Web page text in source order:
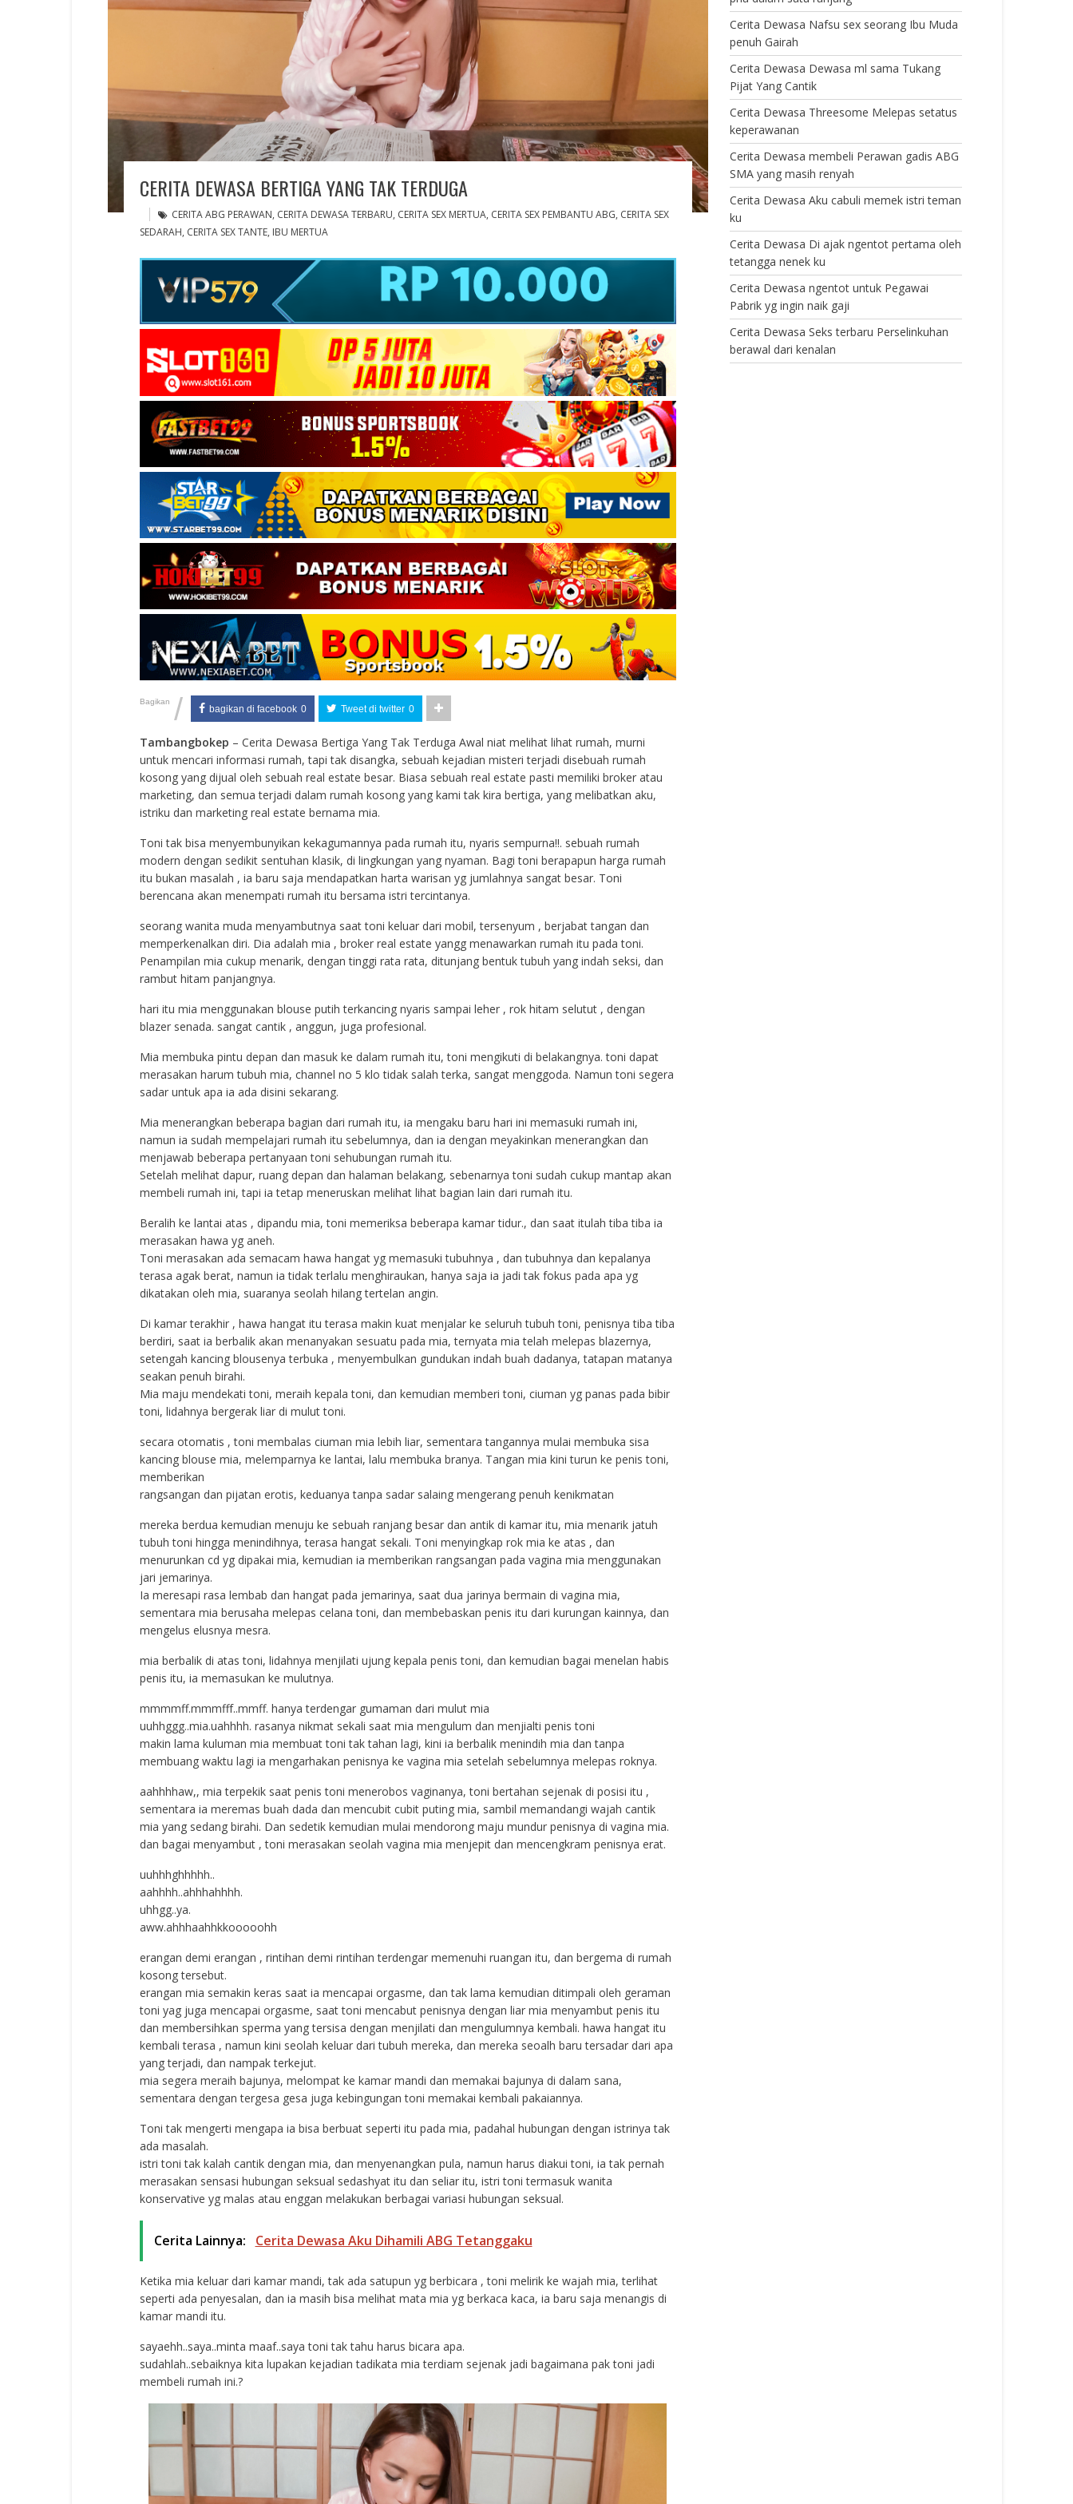
CERITA DEWASA BERTIGA YANG TAK TERDUGA
CERITA ABG PERAWAN, CERITA DEWASA TERBARU, CERITA SEX MERTUA, CERITA SEX PEMBANTU ABG, CERITA SEX
SEDARAH, CERITA SEX TANTE, IBU MERTUA
Bagikan / bagikan di facebook 0 Tweet di twitter 0
Tambangbokep – Cerita Dewasa Bertiga Yang Tak Terduga Awal niat melihat lihat rumah, murni
untuk mencari informasi rumah, tapi tak disangka, sebuah kejadian misteri terjadi disebuah rumah
kosong yang dijual oleh sebuah real estate besar. Biasa sebuah real estate pasti memiliki broker atau
marketing, dan semua terjadi dalam rumah kosong yang kami tak kira bertiga, yang melibatkan aku,
istriku dan marketing real estate bernama mia.
Toni tak bisa menyembunyikan kekagumannya pada rumah itu, nyaris sempurna!!. sebuah rumah
modern dengan sedikit sentuhan klasik, di lingkungan yang nyaman. Bagi toni berapapun harga rumah
itu bukan masalah , ia baru saja mendapatkan harta warisan yg jumlahnya sangat besar. Toni
berencana akan menempati rumah itu bersama istri tercintanya.
seorang wanita muda menyambutnya saat toni keluar dari mobil, tersenyum , berjabat tangan dan
memperkenalkan diri. Dia adalah mia , broker real estate yangg menawarkan rumah itu pada toni.
Penampilan mia cukup menarik, dengan tinggi rata rata, ditunjang bentuk tubuh yang indah seksi, dan
rambut hitam panjangnya.
hari itu mia menggunakan blouse putih terkancing nyaris sampai leher , rok hitam selutut , dengan
blazer senada. sangat cantik , anggun, juga profesional.
Mia membuka pintu depan dan masuk ke dalam rumah itu, toni mengikuti di belakangnya. toni dapat
merasakan harum tubuh mia, channel no 5 klo tidak salah terka, sangat menggoda. Namun toni segera
sadar untuk apa ia ada disini sekarang.
Mia menerangkan beberapa bagian dari rumah itu, ia mengaku baru hari ini memasuki rumah ini,
namun ia sudah mempelajari rumah itu sebelumnya, dan ia dengan meyakinkan menerangkan dan
menjawab beberapa pertanyaan toni sehubungan rumah itu.
Setelah melihat dapur, ruang depan dan halaman belakang, sebenarnya toni sudah cukup mantap akan
membeli rumah ini, tapi ia tetap meneruskan melihat lihat bagian lain dari rumah itu.
Beralih ke lantai atas , dipandu mia, toni memeriksa beberapa kamar tidur., dan saat itulah tiba tiba ia
merasakan hawa yg aneh.
Toni merasakan ada semacam hawa hangat yg memasuki tubuhnya , dan tubuhnya dan kepalanya
terasa agak berat, namun ia tidak terlalu menghiraukan, hanya saja ia jadi tak fokus pada apa yg
dikatakan oleh mia, suaranya seolah hilang tertelan angin.
Di kamar terakhir , hawa hangat itu terasa makin kuat menjalar ke seluruh tubuh toni, penisnya tiba tiba
berdiri, saat ia berbalik akan menanyakan sesuatu pada mia, ternyata mia telah melepas blazernya,
setengah kancing blousenya terbuka , menyembulkan gundukan indah buah dadanya, tatapan matanya
seakan penuh birahi.
Mia maju mendekati toni, meraih kepala toni, dan kemudian memberi toni, ciuman yg panas pada bibir
toni, lidahnya bergerak liar di mulut toni.
secara otomatis , toni membalas ciuman mia lebih liar, sementara tangannya mulai membuka sisa
kancing blouse mia, melemparnya ke lantai, lalu membuka branya. Tangan mia kini turun ke penis toni,
memberikan
rangsangan dan pijatan erotis, keduanya tanpa sadar salaing mengerang penuh kenikmatan
mereka berdua kemudian menuju ke sebuah ranjang besar dan antik di kamar itu, mia menarik jatuh
tubuh toni hingga menindihnya, terasa hangat sekali. Toni menyingkap rok mia ke atas , dan
menurunkan cd yg dipakai mia, kemudian ia memberikan rangsangan pada vagina mia menggunakan
jari jemarinya.
Ia meresapi rasa lembab dan hangat pada jemarinya, saat dua jarinya bermain di vagina mia,
sementara mia berusaha melepas celana toni, dan membebaskan penis itu dari kurungan kainnya, dan
mengelus elusnya mesra.
mia berbalik di atas toni, lidahnya menjilati ujung kepala penis toni, dan kemudian bagai menelan habis
penis itu, ia memasukan ke mulutnya.
mmmmff.mmmfff..mmff. hanya terdengar gumaman dari mulut mia
uuhhggg..mia.uahhhh. rasanya nikmat sekali saat mia mengulum dan menjialti penis toni
makin lama kuluman mia membuat toni tak tahan lagi, kini ia berbalik menindih mia dan tanpa
membuang waktu lagi ia mengarhakan penisnya ke vagina mia setelah sebelumnya melepas roknya.
aahhhhaw,, mia terpekik saat penis toni menerobos vaginanya, toni bertahan sejenak di posisi itu ,
sementara ia meremas buah dada dan mencubit cubit puting mia, sambil memandangi wajah cantik
mia yang sedang birahi. Dan sedetik kemudian mulai mendorong maju mundur penisnya di vagina mia.
dan bagai menyambut , toni merasakan seolah vagina mia menjepit dan mencengkram penisnya erat.
uuhhhghhhhh..
aahhhh..ahhhahhhh.
uhhgg..ya.
aww.ahhhaahhkkooooohh
erangan demi erangan , rintihan demi rintihan terdengar memenuhi ruangan itu, dan bergema di rumah
kosong tersebut.
erangan mia semakin keras saat ia mencapai orgasme, dan tak lama kemudian ditimpali oleh geraman
toni yag juga mencapai orgasme, saat toni mencabut penisnya dengan liar mia menyambut penis itu
dan membersihkan sperma yang tersisa dengan menjilati dan mengulumnya kembali. hawa hangat itu
kembali terasa , namun kini seolah keluar dari tubuh mereka, dan mereka seoalh baru tersadar dari apa
yang terjadi, dan nampak terkejut.
mia segera meraih bajunya, melompat ke kamar mandi dan memakai bajunya di dalam sana,
sementara dengan tergesa gesa juga kebingungan toni memakai kembali pakaiannya.
Toni tak mengerti mengapa ia bisa berbuat seperti itu pada mia, padahal hubungan dengan istrinya tak
ada masalah.
istri toni tak kalah cantik dengan mia, dan menyenangkan pula, namun harus diakui toni, ia tak pernah
merasakan sensasi hubungan seksual sedashyat itu dan seliar itu, istri toni termasuk wanita
konservative yg malas atau enggan melakukan berbagai variasi hubungan seksual.
Cerita Lainnya: Cerita Dewasa Aku Dihamili ABG Tetanggaku
Ketika mia keluar dari kamar mandi, tak ada satupun yg berbicara , toni melirik ke wajah mia, terlihat
seperti ada penyesalan, dan ia masih bisa melihat mata mia yg berkaca kaca, ia baru saja menangis di
kamar mandi itu.
sayaehh..saya..minta maaf..saya toni tak tahu harus bicara apa.
sudahlah..sebaiknya kita lupakan kejadian tadikata mia terdiam sejenak jadi bagaimana pak toni jadi
membeli rumah ini.?
Cerita Dewasa Nafsu sex seorang Ibu Muda
penuh Gairah
Cerita Dewasa Dewasa ml sama Tukang
Pijat Yang Cantik
Cerita Dewasa Threesome Melepas setatus
keperawanan
Cerita Dewasa membeli Perawan gadis ABG
SMA yang masih renyah
Cerita Dewasa Aku cabuli memek istri teman
ku
Cerita Dewasa Di ajak ngentot pertama oleh
tetangga nenek ku
Cerita Dewasa ngentot untuk Pegawai
Pabrik yg ingin naik gaji
Cerita Dewasa Seks terbaru Perselinkuhan
berawal dari kenalan